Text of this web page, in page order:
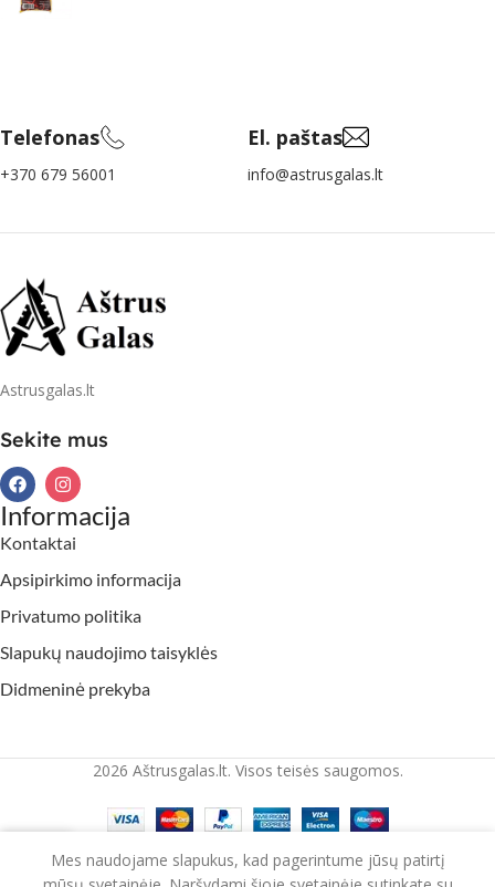
Telefonas
+370 679 56001
El. paštas
info@astrusgalas.lt
Astrusgalas.lt
Sekite mus
Informacija
Kontaktai
Apsipirkimo informacija
Privatumo politika
Slapukų naudojimo taisyklės
Didmeninė prekyba
2026 Aštrusgalas.lt. Visos teisės saugomos.
Krepšelis
Mes naudojame slapukus, kad pagerintume jūsų patirtį